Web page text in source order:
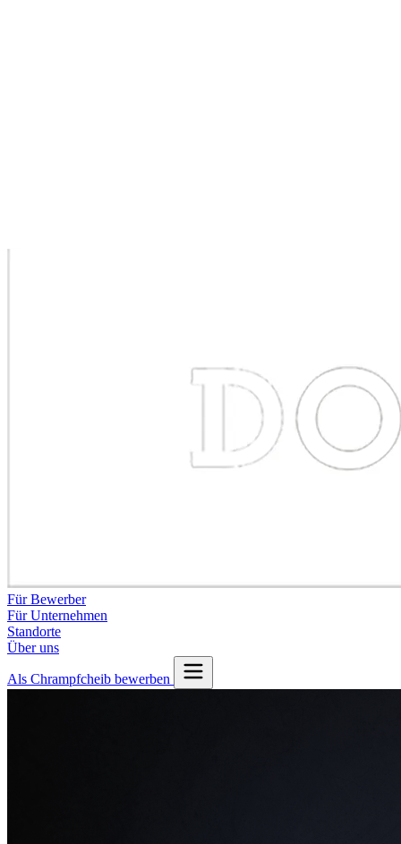
Für Bewerber
Für Unternehmen
Standorte
Über uns
Als Chrampfcheib bewerben